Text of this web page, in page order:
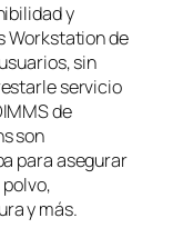
y
Workstation de
sin
servicio
de
son
para asegurar
y más.